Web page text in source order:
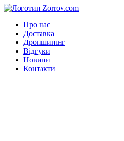
Про нас
Доставка
Дропшипінг
Відгуки
Новини
Контакти